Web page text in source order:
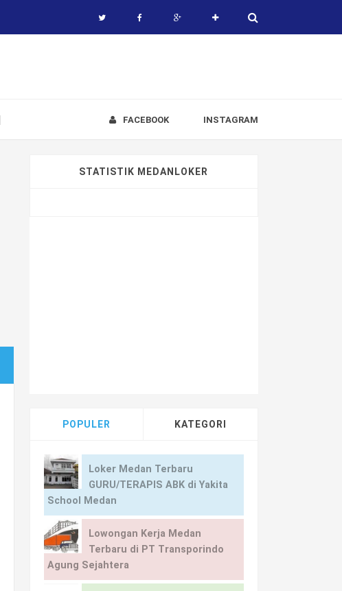
INSTAGRAM
FACEBOOK
STATISTIK MEDANLOKER
POPULER KATEGORI
Loker Medan Terbaru
GURU/TERAPIS ABK di Yakita
School Medan
Lowongan Kerja Medan
Terbaru di PT Transporindo
Agung Sejahtera